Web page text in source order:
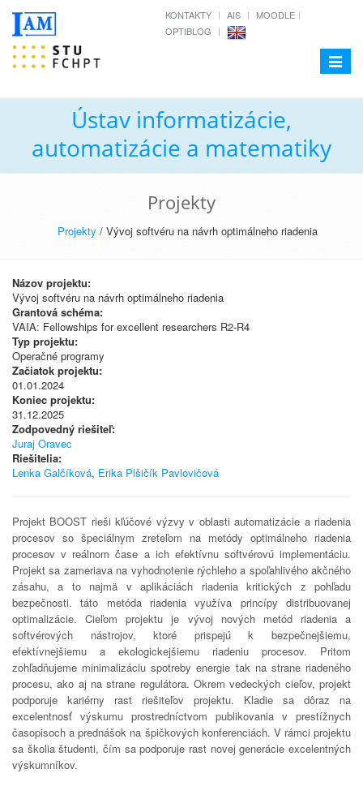
KONTAKTY AIS
MOODLE
OPTIBLOG
Toggle
Ústav informatizácie,
automatizácie a matematiky
Projekty
Projekty / Vývoj softvéru na návrh optimálneho riadenia
Názov projektu:
Vývoj softvéru na návrh optimálneho riadenia
Grantová schéma:
VAIA: Fellowships for excellent researchers R2-R4
Typ projektu:
Operačné programy
Začiatok projektu:
01.01.2024
Koniec projektu:
31.12.2025
Zodpovedný riešiteľ:
Juraj Oravec
Riešitelia:
Lenka Galčíková, Erika Plšičík Pavlovičová
Projekt BOOST rieši kľúčové výzvy v oblasti automatizácie a riadenia
procesov so špeciálnym zreteľom na metódy optimálneho riadenia
procesov v reálnom čase a ich efektívnu softvérovú implementáciu.
Projekt sa zameriava na vyhodnotenie rýchleho a spoľahlivého akčného
zásahu, a to najmä v aplikáciách riadenia kritických z pohľadu
bezpečnosti. táto metóda riadenia využíva princípy distribuovanej
optimalizácie. Cieľom projektu je vývoj nových metód riadenia a
softvérových nástrojov, ktoré prispejú k bezpečnejšiemu,
efektívnejšiemu a ekologickejšiemu riadeniu procesov. Pritom
zohľadňujeme minimalizáciu spotreby energie tak na strane riadeného
procesu, ako aj na strane regulátora. Okrem vedeckých cieľov, projekt
podporuje kariérny rast riešiteľov projektu. Kladie sa dôraz na
excelentnosť výskumu prostredníctvom publikovania v prestížnych
časopisoch a prednášok na špičkových konferenciách. V rámci projektu
sa školia študenti, čím sa podporuje rast novej generácie excelentných
výskumníkov.